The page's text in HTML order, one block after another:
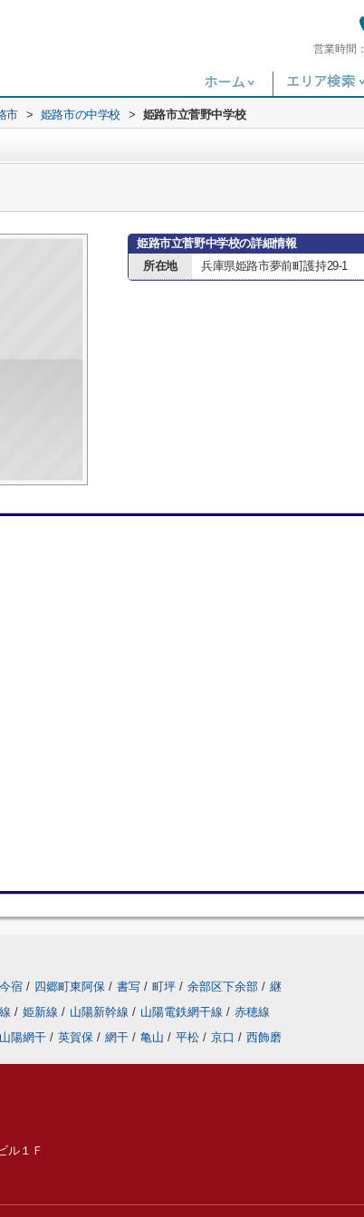
営業時間：
市 > 姫路市の中学校 > 姫路市立菅野中学校
姫路市立菅野中学校の詳細情報
所在地
兵庫県姫路市夢前町護持29-1
宿 / 四郷町東阿保 / 書写 / 町坪 / 余部区下余部 / 継
/ 姫新線 / 山陽新幹線 / 山陽電鉄網干線 / 赤穂線
山陽網干 / 英賀保 / 網干 / 亀山 / 平松 / 京口 / 西飾磨
ル１Ｆ